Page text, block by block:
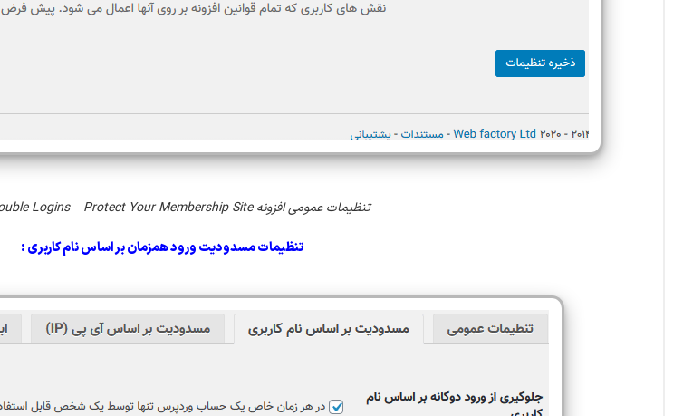
تنظیمات عمومی افزونه Block Double Logins – Protect Your Membership Site
تنظیمات مسدودیت ورود همزمان بر اساس نام کاربری :